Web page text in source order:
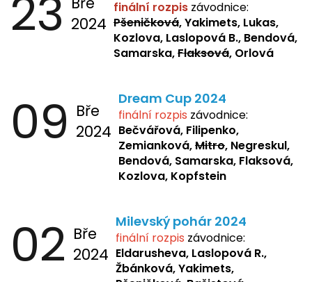
23 2024
finální rozpis závodnice:
Pšeničková, Yakimets, Lukas,
Kozlova, Laslopová B., Bendová,
Samarska,Flaksová, Orlová
09 Bře
2024
Dream Cup 2024
finální rozpis závodnice:
Bečvářová, Filipenko,
Zemianková,Mitro, Negreskul,
Bendová, Samarska, Flaksová,
Kozlova, Kopfstein
02 Bře
2024
Milevský pohár 2024
finální rozpis závodnice:
Eldarusheva, Laslopová R.,
Žbánková, Yakimets,